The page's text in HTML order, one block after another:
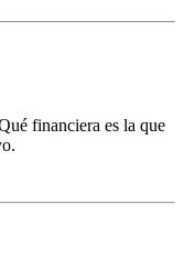
financiera es la que